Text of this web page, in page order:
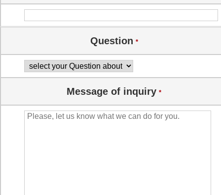
Question *
Message of inquiry *